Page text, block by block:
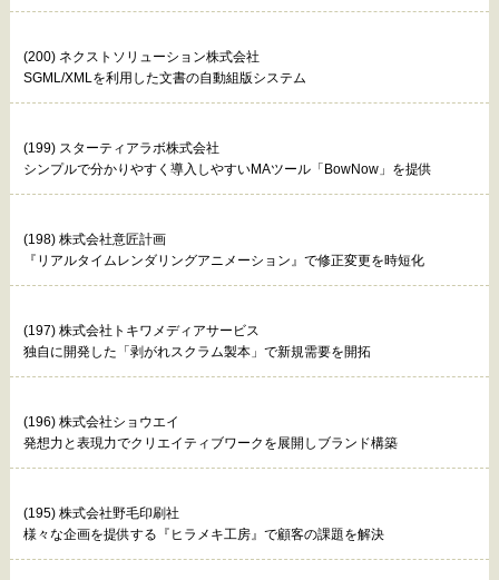
(200) ネクストソリューション株式会社
SGML/XMLを利用した文書の自動組版システム
(199) スターティアラボ株式会社
シンプルで分かりやすく導入しやすいMAツール「BowNow」を提供
(198) 株式会社意匠計画
『リアルタイムレンダリングアニメーション』で修正変更を時短化
(197) 株式会社トキワメディアサービス
独自に開発した「剥がれスクラム製本」で新規需要を開拓
(196) 株式会社ショウエイ
発想力と表現力でクリエイティブワークを展開しブランド構築
(195) 株式会社野毛印刷社
様々な企画を提供する『ヒラメキ工房』で顧客の課題を解決